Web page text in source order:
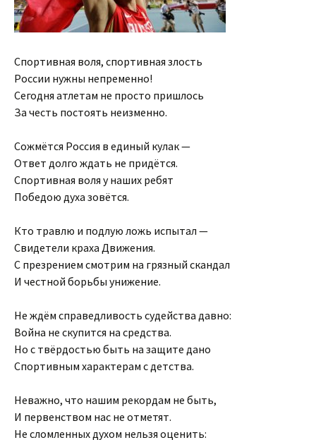
Спортивная воля, спортивная злость
России нужны непременно!
Сегодня атлетам не просто пришлось
За честь постоять неизменно.
Сожмётся Россия в единый кулак —
Ответ долго ждать не придётся.
Спортивная воля у наших ребят
Победою духа зовётся.
Кто травлю и подлую ложь испытал —
Свидетели краха Движения.
С презрением смотрим на грязный скандал
И честной борьбы унижение.
Не ждём справедливость судейства давно:
Война не скупится на средства.
Но с твёрдостью быть на защите дано
Спортивным характерам с детства.
Неважно, что нашим рекордам не быть,
И первенством нас не отметят.
Не сломленных духом нельзя оценить: